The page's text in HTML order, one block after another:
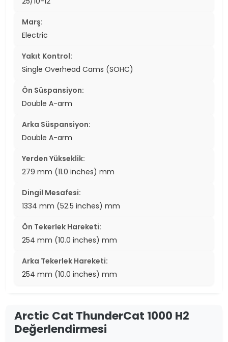
Marş:
Electric
Yakıt Kontrol:
Single Overhead Cams (SOHC)
Ön Süspansiyon:
Double A-arm
Arka Süspansiyon:
Double A-arm
Yerden Yükseklik:
279 mm (11.0 inches) mm
Dingil Mesafesi:
1334 mm (52.5 inches) mm
Ön Tekerlek Hareketi:
254 mm (10.0 inches) mm
Arka Tekerlek Hareketi:
254 mm (10.0 inches) mm
Arctic Cat ThunderCat 1000 H2
Değerlendirmesi